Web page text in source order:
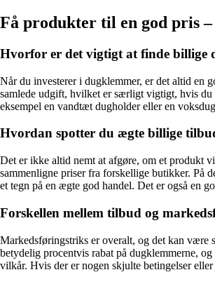
Få produkter til en god pris
Hvorfor er det vigtigt at finde billige
Når du investerer i dugklemmer, er det altid en
samlede udgift, hvilket er særligt vigtigt, hvis du
eksempel en vandtæt dugholder eller en
Hvordan spotter du ægte billige
Det er ikke altid nemt at afgøre, om et produkt
sammenligne priser fra forskellige butikker. På
et tegn på en ægte god handel. Det er også en
Forskellen mellem tilbud og
Markedsføringstriks er overalt, og det kan være
betydelig procentvis rabat på dugklemmerne,
vilkår. Hvis der er nogen skjulte betingelser